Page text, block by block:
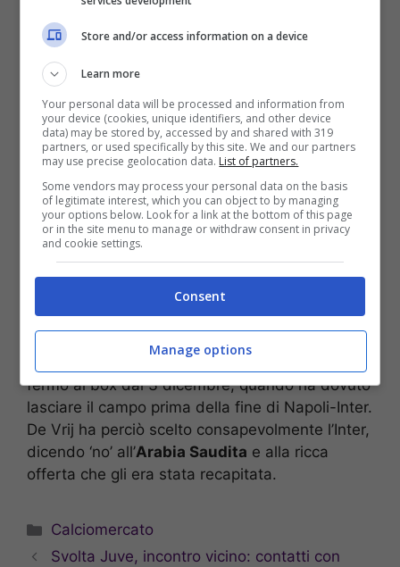
stato intelligente ad accettare l’offerta dell’Inter.
De Vrij ha scelto di accettare il rinnovo
perché sapeva che ci sarebbe stato tanto
spazio per lui”. E poi ha aggiunto: “
difensore olandese ha perciò scelto di restare
all’Inter e in Serie A, convinto dalla possibilità di
poter dare ancora tanto.
“Parliamo – ha continuato Pastorello – di
un’offerta molto importante. Soprattutto per la
durata, visto che sul tavolo c’era un contratto
quadriennale.Tuttavia ha voluto restare in
Europa perché sente di poter dare ancora
tanto“. L’Inter ora come ora non aspetta altro se
non di riaverlo in campo dopo lo stop per
risentimento muscolare che lo sta tenendo
fermo ai box dal 3 dicembre, quando ha dovuto
lasciare il campo prima della fine di Napoli-Inter.
De Vrij ha perciò scelto consapevolmente l’Inter,
dicendo ‘no’ all’Arabia Saudita e alla ricca
offerta che gli era stata recapitata.
Categorie
Calciomercato
Svolta Juve, incontro vicino: contatti con
Store and/or access information on a device
Learn more
Your personal data will be processed and information from
your device (cookies, unique identifiers, and other device
data) may be stored by, accessed by and shared with 319
partners, or used specifically by this site. We and our partners
may use precise geolocation data. List of partners.
Some vendors may process your personal data on the basis
of legitimate interest, which you can object to by managing
your options below. Look for a link at the bottom of this page
or in the site menu to manage or withdraw consent in privacy
and cookie settings.
Consent
Manage options